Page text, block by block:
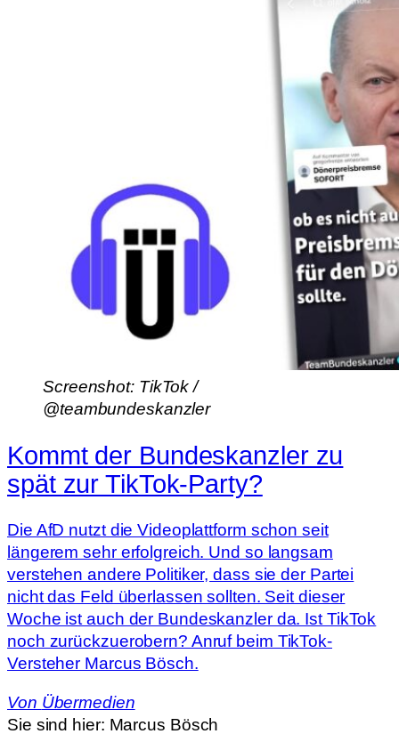
Screenshot: TikTok /
@teambundeskanzler
Kommt der Bundeskanzler zu
spät zur TikTok-Party?
Die AfD nutzt die Videoplattform schon seit
längerem sehr erfolgreich. Und so langsam
verstehen andere Politiker, dass sie der Partei
nicht das Feld überlassen sollten. Seit dieser
Woche ist auch der Bundeskanzler da. Ist TikTok
noch zurückzuerobern? Anruf beim TikTok-
Versteher Marcus Bösch.
Von Übermedien
Sie sind hier: Marcus Bösch